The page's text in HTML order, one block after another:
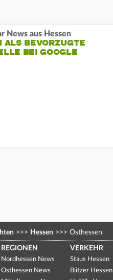
News aus Hessen
ALS BEVORZUGTE
BEI GOOGLE
>>> Hessen >>> Osthessen
REGIONEN
Nordhessen News
Osthessen News
VERKEHR
Staus Hessen
Blitzer Hessen